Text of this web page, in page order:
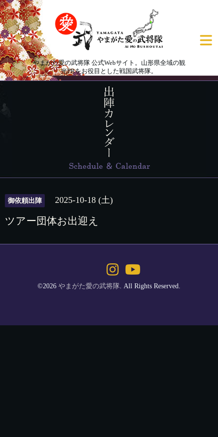
やまがた愛の武将隊 公式Webサイト。山形県全域の観
光PRをお役目とした戦国武将隊。
御依頼出陣 2025-10-18 (土)
ツアー団体お出迎え
©2026 やまがた愛の武将隊. All Rights Reserved.